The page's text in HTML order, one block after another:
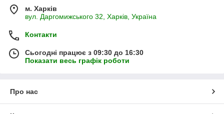
м. Харків
вул. Даргомижського 32, Харків, Україна
Контакти
Сьогодні працює з 09:30 до 16:30
Показати весь графік роботи
Про нас